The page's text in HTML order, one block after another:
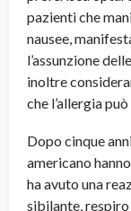
pazienti che
nausee,
l’assunzione
inoltre
che l’allergia
Dopo cinque
americano
ha avuto una
sibilante,